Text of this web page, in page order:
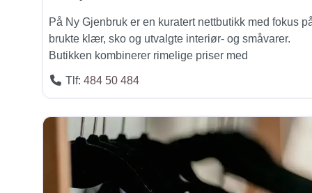
På Ny Gjenbruk er en kuratert nettbutikk med fokus
brukte klær, sko og utvalgte interiør- og småvarer.
Butikken kombinerer rimelige priser med
Tlf: 484 50 484